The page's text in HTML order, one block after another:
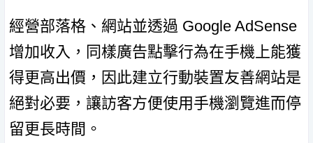
經營部落格、網站並透過 Google AdSense
增加收入，同樣廣告點擊行為在手機上能獲
得更高出價，因此建立行動裝置友善網站是
絕對必要，讓訪客方便使用手機瀏覽進而停
留更長時間。